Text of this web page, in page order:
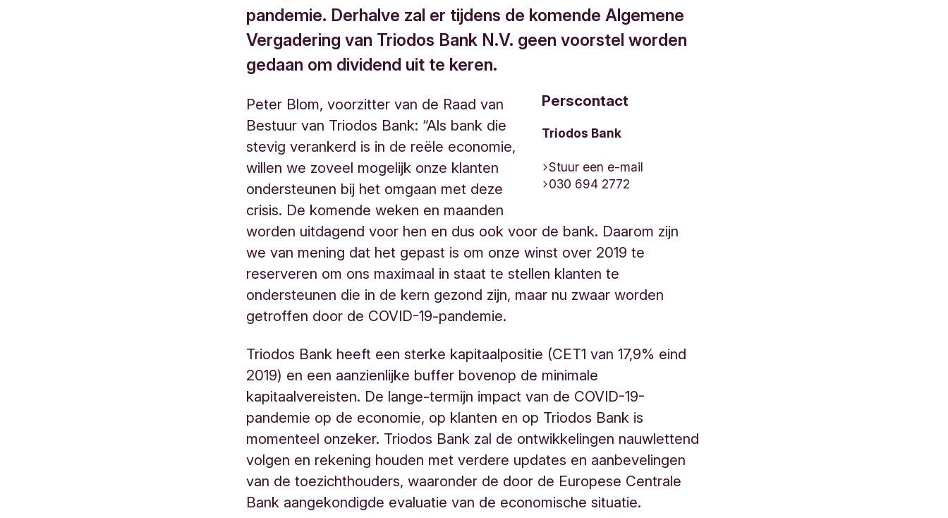
pandemie. Derhalve zal er tijdens de komende Algemene
Vergadering van Triodos Bank N.V. geen voorstel worden
gedaan om dividend uit te keren.
Perscontact
Triodos Bank
Stuur een e-mail
030 694 2772
Peter Blom, voorzitter van de Raad van
Bestuur van Triodos Bank: “Als bank die
stevig verankerd is in de reële economie,
willen we zoveel mogelijk onze klanten
ondersteunen bij het omgaan met deze
crisis. De komende weken en maanden
worden uitdagend voor hen en dus ook voor de bank. Daarom zijn
we van mening dat het gepast is om onze winst over 2019 te
reserveren om ons maximaal in staat te stellen klanten te
ondersteunen die in de kern gezond zijn, maar nu zwaar worden
getroffen door de COVID-19-pandemie.
Triodos Bank heeft een sterke kapitaalpositie (CET1 van 17,9% eind
2019) en een aanzienlijke buffer bovenop de minimale
kapitaalvereisten. De lange-termijn impact van de COVID-19-
pandemie op de economie, op klanten en op Triodos Bank is
momenteel onzeker. Triodos Bank zal de ontwikkelingen nauwlettend
volgen en rekening houden met verdere updates en aanbevelingen
van de toezichthouders, waaronder de door de Europese Centrale
Bank aangekondigde evaluatie van de economische situatie.